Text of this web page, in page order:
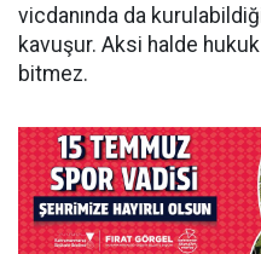
vicdanında da
kavuşur. Aksi halde
bitmez.